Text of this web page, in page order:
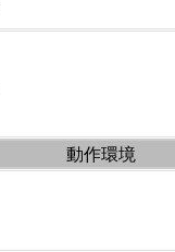
動作環境